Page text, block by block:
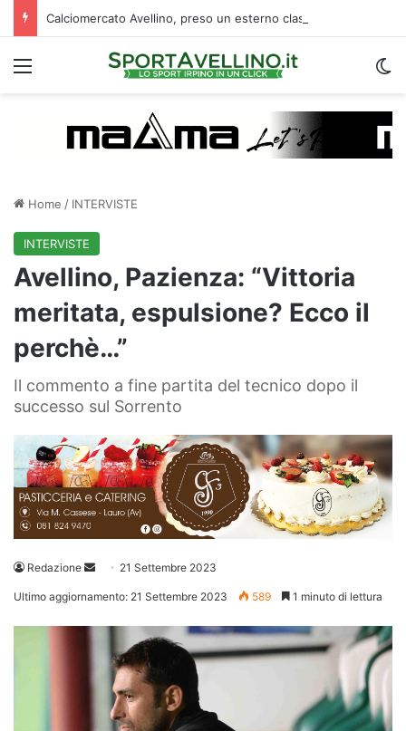
Menu
Home / INTERVISTE
INTERVISTE
Avellino, Pazienza: “Vittoria
meritata, espulsione? Ecco il
perchè…”
Il commento a fine partita del tecnico dopo il
successo sul Sorrento
Redazione
Invia 21 Settembre 2023
Ultimo aggiornamento: 21 Settembre 2023 589 1 minuto di lettura